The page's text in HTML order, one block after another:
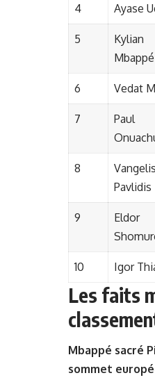
4 Ayase
5
Kylian
Mbappé
6 Vedat
7
Paul
8
Vangelis
Pavlidis
9
Eldor
10 Igor
Les faits
Mbappé sacré
sommet